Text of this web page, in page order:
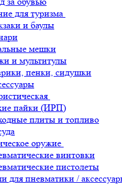
для туризма
и баулы
мешки
и мультитулы
пенки, сидушки
пайки (ИРП)
плиты и топливо
оружие
винтовки
пистолеты
для пневматики /